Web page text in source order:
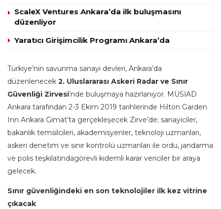
ScaleX Ventures Ankara’da ilk buluşmasını
düzenliyor
Yaratıcı Girişimcilik Programı Ankara’da
Türkiye’nin savunma sanayi devleri, Ankara’da
düzenlenecek 2. Uluslararası Askeri Radar ve Sınır
Güvenliği Zirvesi’nde buluşmaya hazırlanıyor. MÜSİAD
Ankara tarafından 2-3 Ekim 2019 tarihlerinde Hilton Garden
Inn Ankara Gimat’ta gerçekleşecek Zirve’de; sanayiciler,
bakanlık temsilcileri, akademisyenler, teknoloji uzmanları,
askeri denetim ve sınır kontrolü uzmanları ile ordu, jandarma
ve polis teşkilatındagörevli kıdemli karar vericiler bir araya
gelecek.
Sınır güvenliğindeki en son teknolojiler ilk kez vitrine
çıkacak